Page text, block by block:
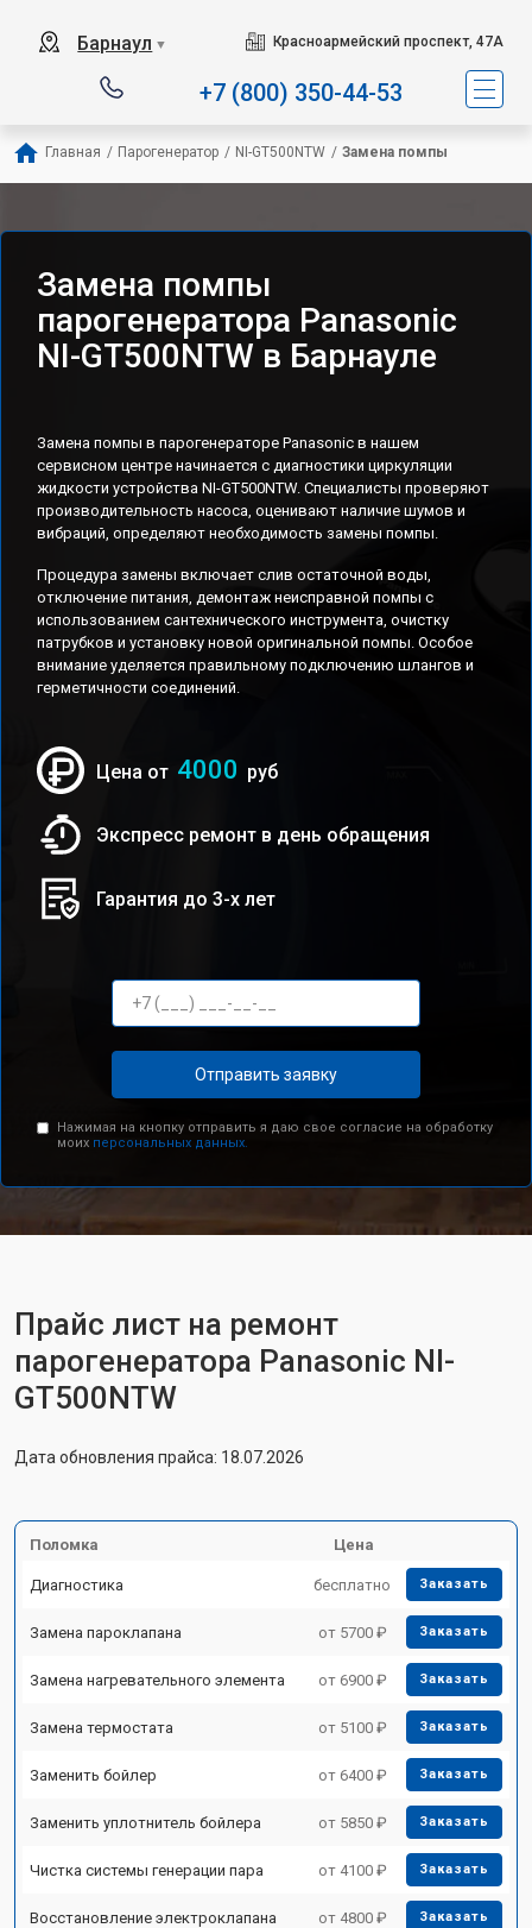
Барнаул ▼ Красноармейский проспект, 47А
+7 (800) 350-44-53
Главная / Парогенератор / NI-GT500NTW / Замена помпы
Замена помпы
парогенератора Panasonic
NI-GT500NTW в Барнауле
Замена помпы в парогенераторе Panasonic в нашем
сервисном центре начинается с диагностики циркуляции
жидкости устройства NI-GT500NTW. Специалисты проверяют
производительность насоса, оценивают наличие шумов и
вибраций, определяют необходимость замены помпы.
Процедура замены включает слив остаточной воды,
отключение питания, демонтаж неисправной помпы с
использованием сантехнического инструмента, очистку
патрубков и установку новой оригинальной помпы. Особое
внимание уделяется правильному подключению шлангов и
герметичности соединений.
Цена от 4000 руб
Экспресс ремонт в день обращения
Гарантия до 3-х лет
Отправить заявку
Нажимая на кнопку отправить я даю свое согласие на обработку
моих персональных данных.
Прайс лист на ремонт
парогенератора Panasonic NI-
GT500NTW
Дата обновления прайса: 18.07.2026
Поломка Цена
Диагностика бесплатно Заказать
Замена пароклапана от 5700 ₽ Заказать
Замена нагревательного элемента от 6900 ₽ Заказать
Замена термостата от 5100 ₽ Заказать
Заменить бойлер от 6400 ₽ Заказать
Заменить уплотнитель бойлера от 5850 ₽ Заказать
Чистка системы генерации пара от 4100 ₽ Заказать
Восстановление электроклапана от 4800 ₽ Заказать